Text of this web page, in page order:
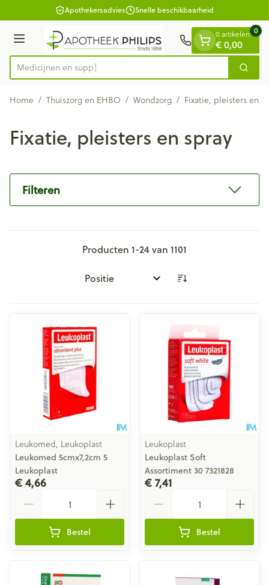
Ga naar de inhoudApothekersadvies Snelle beschikbaarheid
Menu
Product, merk, categorie... Zoek
0 artikelen
€ 0,00
0
Home / Thuiszorg en EHBO / Wondzorg / Fixatie, pleisters en
Fixatie, pleisters en spray
Filteren
Producten 1-24van 1101
Sorteer op:
Leukomed, Leukoplast
Leukomed 5cmx7,2cm 5
Leukoplast
€ 4,66
Bestel
Leukoplast
Leukoplast Soft
Assortiment 30 7321828
€ 7,41
Bestel